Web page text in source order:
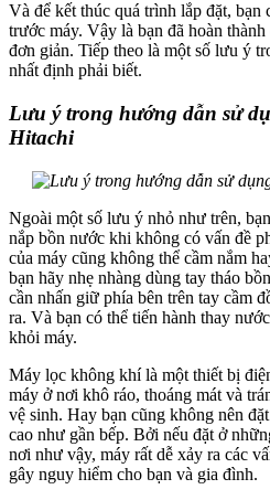
Và để kết thúc quá trình lắp đặt, bạn
trước máy. Vậy là bạn đã hoàn
đơn giản. Tiếp theo là một số lưu ý
nhất định phải biết.
Lưu ý trong hướng dẫn sử
Hitachi
Ngoài một số lưu ý nhỏ như trên,
nắp bồn nước khi không có vấn đề
của máy cũng không thể cầm nắm
bạn hãy nhẹ nhàng dùng tay tháo
cần nhấn giữ phía bên trên tay cầm
ra. Và bạn có thể tiến hành thay
khỏi máy.
Máy lọc không khí là một thiết bị
máy ở nơi khô ráo, thoáng mát và
vệ sinh. Hay bạn cũng không nên
cao như gần bếp. Bởi nếu đặt ở
nơi như vậy, máy rất dễ xảy ra các
gây nguy hiểm cho bạn và gia đình.